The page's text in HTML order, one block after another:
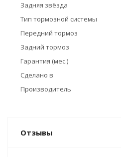
Задняя звёзда
Тип тормозной системы
Передний тормоз
Задний тормоз
Гарантия (мес.)
Сделано в
Производитель
Отзывы